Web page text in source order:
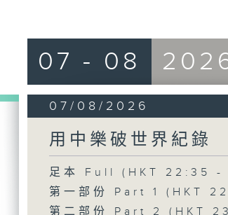
07 - 08
07/08/2026
用中樂破世界紀錄
足本 Full (HKT 22:35 -
第一部份 Part 1 (HKT
第二部份 Part 2 (HKT